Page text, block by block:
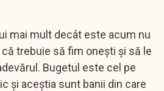
mai mult decât este acum nu
trebuie să fim oneşti şi să le
Bugetul este cel pe
şi aceştia sunt banii din care